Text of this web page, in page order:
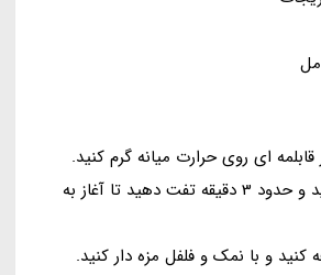
قابلمه ای روی حرارت میانه گرم کنید.
پیاز را اضافه کنید و حدود 3 دقیقه تفت دهید تا آغاز به
کنید و با نمک و فلفل مزه دار کنید.